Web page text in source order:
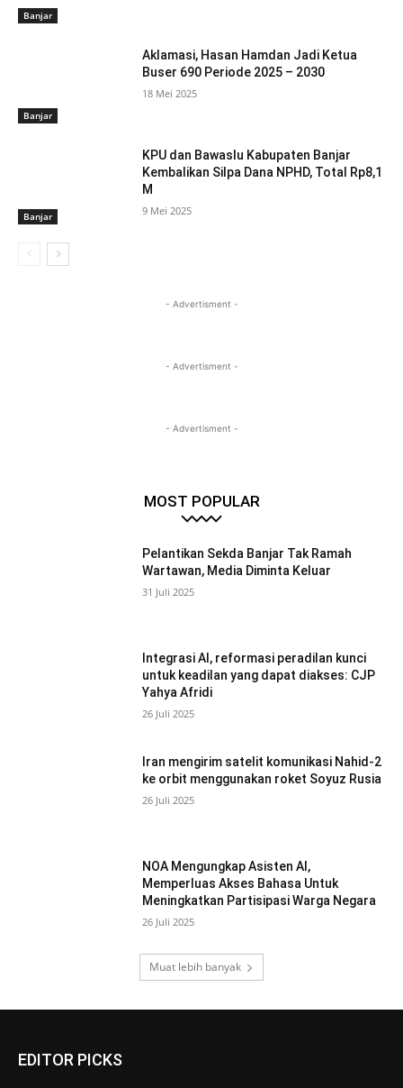
Banjar
Banjar
Aklamasi, Hasan Hamdan Jadi Ketua
Buser 690 Periode 2025 – 2030
18 Mei 2025
Banjar
KPU dan Bawaslu Kabupaten Banjar
Kembalikan Silpa Dana NPHD, Total Rp8,1
M
9 Mei 2025
- Advertisment -
- Advertisment -
- Advertisment -
MOST POPULAR
Pelantikan Sekda Banjar Tak Ramah
Wartawan, Media Diminta Keluar
31 Juli 2025
Integrasi AI, reformasi peradilan kunci
untuk keadilan yang dapat diakses: CJP
Yahya Afridi
26 Juli 2025
Iran mengirim satelit komunikasi Nahid-2
ke orbit menggunakan roket Soyuz Rusia
26 Juli 2025
NOA Mengungkap Asisten AI,
Memperluas Akses Bahasa Untuk
Meningkatkan Partisipasi Warga Negara
26 Juli 2025
Muat lebih banyak
EDITOR PICKS